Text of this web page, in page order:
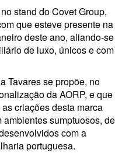
stand do Covet Group,
que esteve presente na
deste ano, aliando-se
de luxo, únicos e com
Tavares se propõe, no
da AORP, e que
criações desta marca
sumptuosos, de
com a
portuguesa.